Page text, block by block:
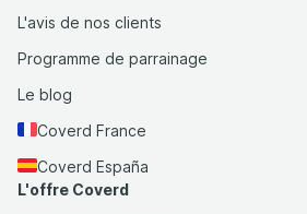
L'avis de nos clients
Programme de parrainage
Le blog
Coverd France
Coverd España
L'offre Coverd